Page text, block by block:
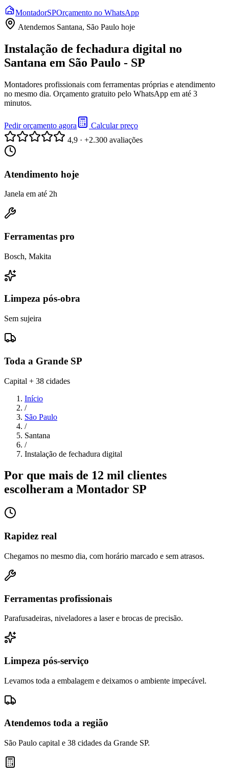
MontadorSPOrçamento no WhatsApp
Atendemos Santana, São Paulo hoje
Instalação de fechadura digital no
Santana em São Paulo - SP
Montadores profissionais com ferramentas próprias e atendimento
no mesmo dia. Orçamento gratuito pelo WhatsApp em até 3
minutos.
Pedir orçamento agora
Calcular preço
4,9 · +2.300 avaliações
Atendimento hoje
Janela em até 2h
Ferramentas pro
Bosch, Makita
Limpeza pós-obra
Sem sujeira
Toda a Grande SP
Capital + 38 cidades
Início
/
São Paulo
/
Santana
/
Instalação de fechadura digital
Por que mais de 12 mil clientes
escolheram a Montador SP
Rapidez real
Chegamos no mesmo dia, com horário marcado e sem atrasos.
Ferramentas profissionais
Parafusadeiras, niveladores a laser e brocas de precisão.
Limpeza pós-serviço
Levamos toda a embalagem e deixamos o ambiente impecável.
Atendemos toda a região
São Paulo capital e 38 cidades da Grande SP.